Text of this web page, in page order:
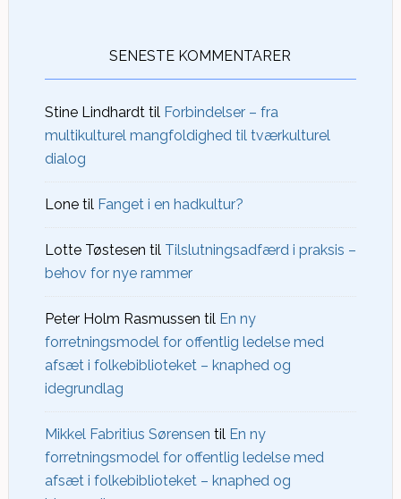
SENESTE KOMMENTARER
Stine Lindhardttil Forbindelser – fra
multikulturel mangfoldighed til tværkulturel
dialog
Lonetil Fanget i en hadkultur?
Lotte Tøstesen til Tilslutningsadfærd i praksis –
behov for nye rammer
Peter Holm Rasmussen til En ny
forretningsmodel for offentlig ledelse med
afsæt i folkebiblioteket – knaphed og
idegrundlag
Mikkel Fabritius Sørensen til En ny
forretningsmodel for offentlig ledelse med
afsæt i folkebiblioteket – knaphed og